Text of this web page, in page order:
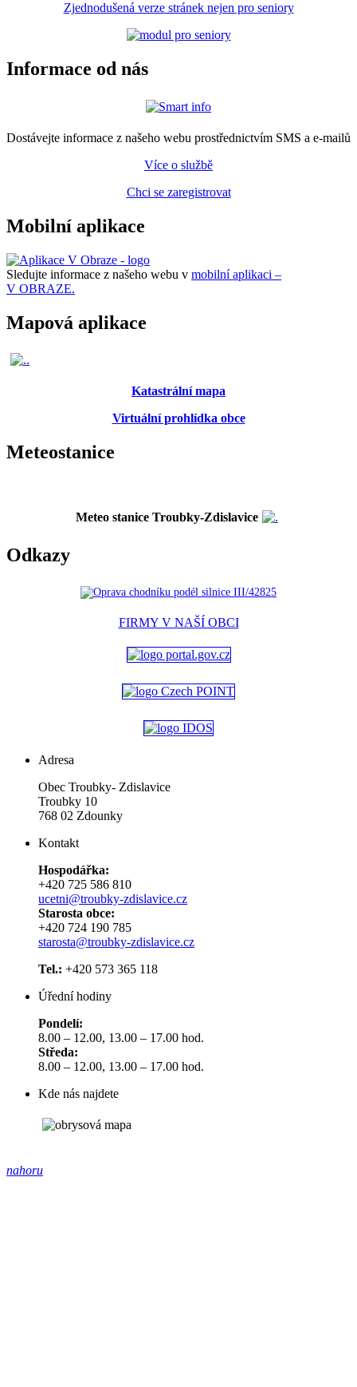
Zjednodušená verze stránek nejen pro seniory
Informace od nás
Dostávejte informace z našeho webu prostřednictvím SMS a e-mailů
Více o službě
Chci se zaregistrovat
Mobilní aplikace
Sledujte informace z našeho webu v mobilní aplikaci –
V OBRAZE.
Mapová aplikace
Katastrální mapa
Virtuální prohlídka obce
Meteostanice
Meteo stanice Troubky-Zdislavice
Odkazy
FIRMY V NAŠÍ OBCI
Adresa
Obec Troubky- Zdislavice
Troubky 10
768 02 Zdounky
Kontakt
Hospodářka:
+420 725 586 810
ucetni@troubky-zdislavice.cz
Starosta obce:
+420 724 190 785
starosta@troubky-zdislavice.cz
Tel.: +420 573 365 118
Úřední hodiny
Pondelí:
8.00 – 12.00, 13.00 – 17.00 hod.
Středa:
8.00 – 12.00, 13.00 – 17.00 hod.
Kde nás najdete
nahoru